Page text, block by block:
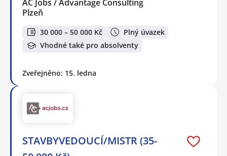
AC Jobs / Advantage Consulting
Plzeň
30 000 – 50 000 Kč
Plný úvazek
Vhodné také pro absolventy
Zveřejněno: 15. ledna
STAVBYVEDOUCÍ/MISTR (35-